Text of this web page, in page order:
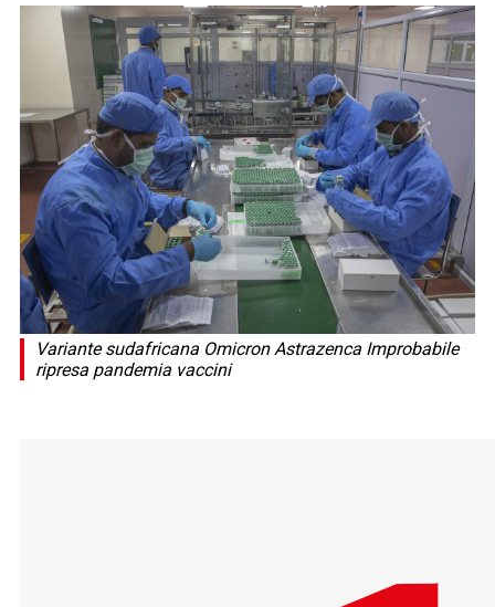
Variante sudafricana Omicron Astrazenca Improbabile
ripresa pandemia vaccini